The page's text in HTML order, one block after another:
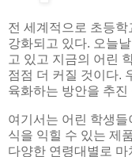
전 세계적으로 초등학
강화되고 있다. 오늘
고 있고 지금의 어린
점점 더 커질 것이다.
육화하는 방안을 추진
여기서는 어린 학생들
식을 익힐 수 있는 제
다양한 연령대별로